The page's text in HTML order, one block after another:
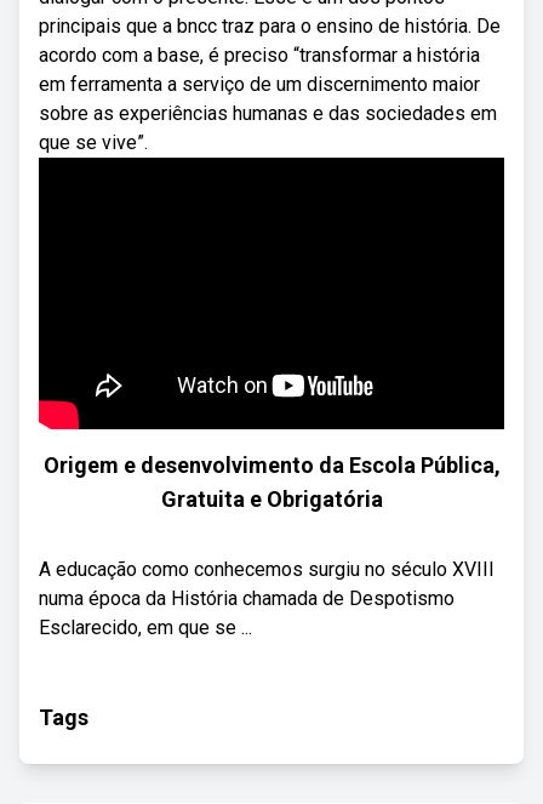
principais que a bncc traz para o ensino de história. De
acordo com a base, é preciso “transformar a história
em ferramenta a serviço de um discernimento maior
sobre as experiências humanas e das sociedades em
que se vive”.
Origem e desenvolvimento da Escola Pública,
Gratuita e Obrigatória
A educação como conhecemos surgiu no século XVIII
numa época da História chamada de Despotismo
Esclarecido, em que se ...
Tags